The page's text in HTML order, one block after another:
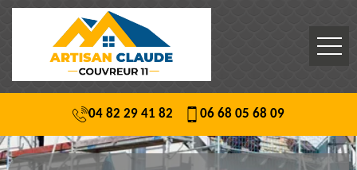
04 82 29 41 82 06 68 05 68 09